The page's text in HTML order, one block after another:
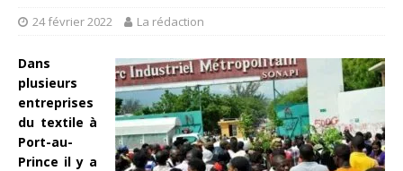
24 février 2022 La rédaction
Dans
plusieurs
entreprises
du textile à
Port-au-
Prince il y a